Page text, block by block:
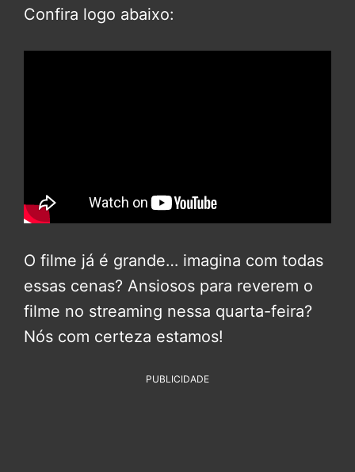
Confira logo abaixo:
O filme já é grande… imagina com todas
essas cenas? Ansiosos para reverem o
filme no streaming nessa quarta-feira?
Nós com certeza estamos!
PUBLICIDADE